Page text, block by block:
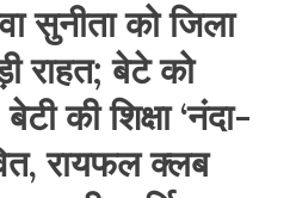
सुनीता को जिला
राहत; बेटे को
की शिक्षा ‘नंदा-
रायफल क्लब